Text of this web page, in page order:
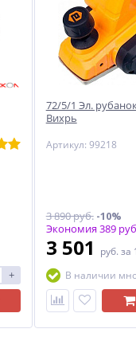
+
72/5/1 Эл.
Вихрь
Артикул: 99218
3 890 руб.-10%
Экономия 389
3 501 руб. за
В наличии